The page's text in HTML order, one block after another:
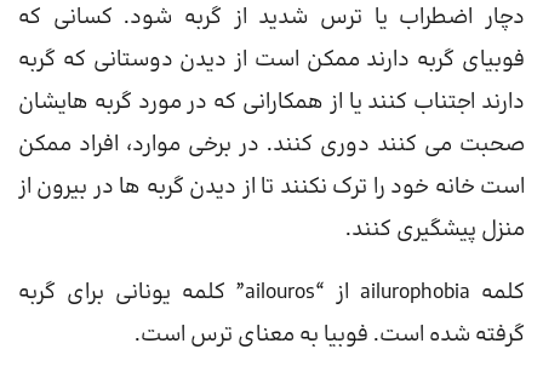
دچار اضطراب یا ترس شدید از گربه شود. کسانی که
فوبیای گربه دارند ممکن است از دیدن دوستانی که گربه
دارند اجتناب کنند یا از همکارانی که در مورد گربه هایشان
صحبت می کنند دوری کنند. در برخی موارد، افراد ممکن
است خانه خود را ترک نکنند تا از دیدن گربه ها در بیرون از
منزل پیشگیری کنند.
کلمه ailurophobia از “ailouros” کلمه یونانی برای گربه
گرفته شده است. فوبیا به معنای ترس است.